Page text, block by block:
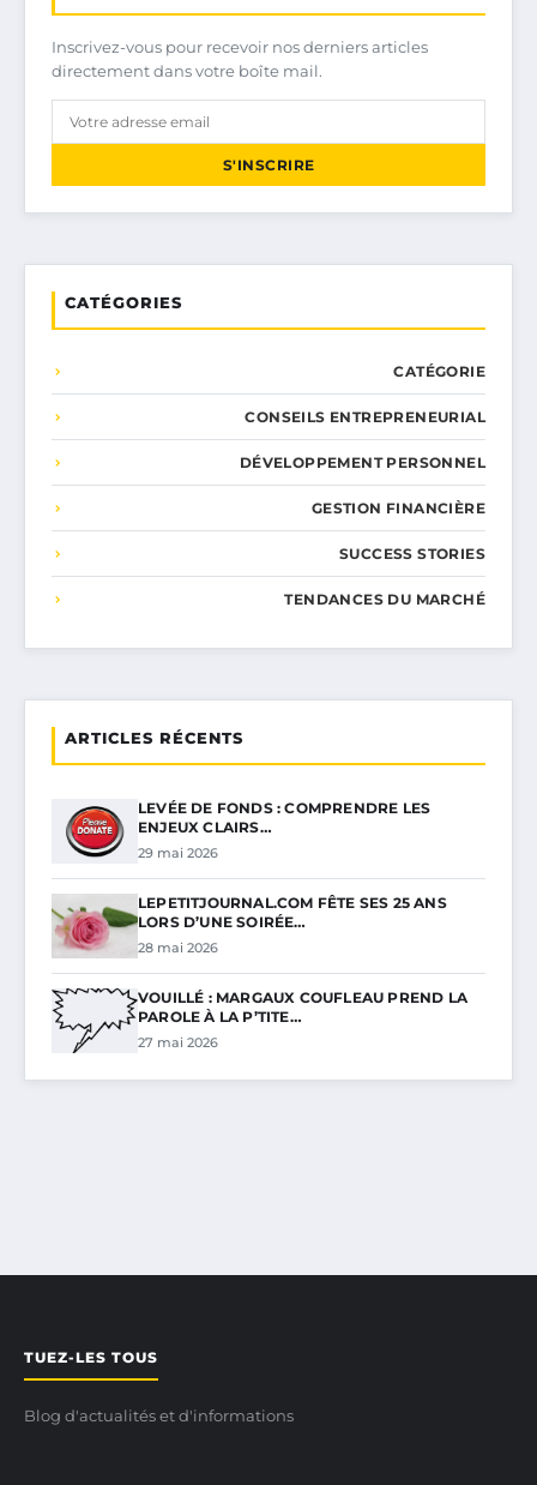
Inscrivez-vous pour recevoir nos derniers articles
directement dans votre boîte mail.
S'INSCRIRE
CATÉGORIES
CATÉGORIE
CONSEILS ENTREPRENEURIAL
DÉVELOPPEMENT PERSONNEL
GESTION FINANCIÈRE
SUCCESS STORIES
TENDANCES DU MARCHÉ
ARTICLES RÉCENTS
LEVÉE DE FONDS : COMPRENDRE LES
ENJEUX CLAIRS…
29 mai 2026
LEPETITJOURNAL.COM FÊTE SES 25 ANS
LORS D’UNE SOIRÉE…
28 mai 2026
VOUILLÉ : MARGAUX COUFLEAU PREND LA
PAROLE À LA P’TITE…
27 mai 2026
TUEZ-LES TOUS
Blog d'actualités et d'informations